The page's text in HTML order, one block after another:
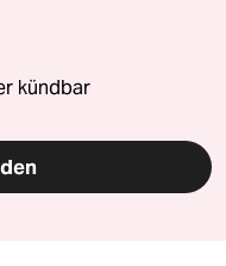
kündbar